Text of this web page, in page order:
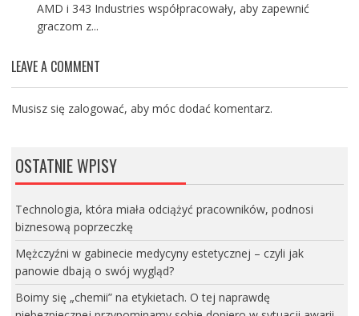
AMD i 343 Industries współpracowały, aby zapewnić
graczom z...
LEAVE A COMMENT
Musisz się zalogować, aby móc dodać komentarz.
OSTATNIE WPISY
Technologia, która miała odciążyć pracowników, podnosi
biznesową poprzeczkę
Mężczyźni w gabinecie medycyny estetycznej – czyli jak
panowie dbają o swój wygląd?
Boimy się „chemii” na etykietach. O tej naprawdę